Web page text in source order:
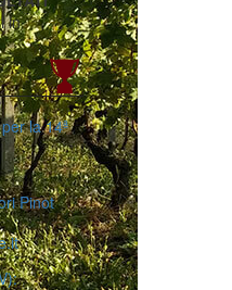
in
la 14ª
Pinot